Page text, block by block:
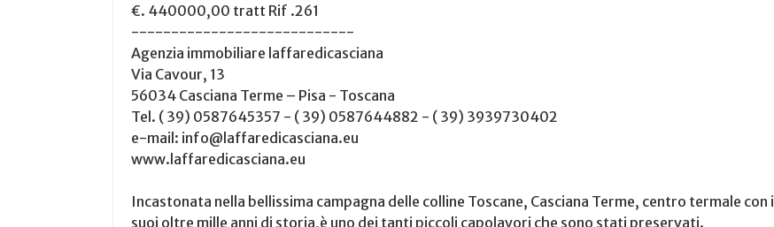
€. 440000,00 tratt Rif .261
----------------------------
Agenzia immobiliare laffaredicasciana
Via Cavour, 13
56034 Casciana Terme – Pisa - Toscana
Tel. ( 39) 0587645357 - ( 39) 0587644882 - ( 39) 3939730402
e-mail: info@laffaredicasciana.eu
www.laffaredicasciana.eu
Incastonata nella bellissima campagna delle colline Toscane, Casciana Terme, centro termale con i
suoi oltre mille anni di storia,è uno dei tanti piccoli capolavori che sono stati preservati.